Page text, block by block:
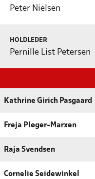
Peter Nielsen
HOLDLEDER
Pernille List Petersen
Kathrine Girich Pasgaard
Freja Pløger-Marxen
Raja Svendsen
Cornelie Seidewinkel